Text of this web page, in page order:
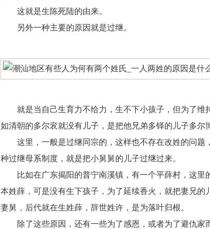
这就是生陈死陆的由来。
另外一种主要的原因就是过继。
就是当自己生育力不给力，生不下小孩子，但为了维
如清朝的多尔衮就没有儿子，是把他兄弟多铎的儿子多尔
这里，一般是过继同宗的，这样也不存在改姓的问题
种过继母系制度，就是把小舅舅的儿子过继过来。
比如在广东揭阳的普宁南溪镇，有一个平薛村，这里
本姓薛，可是没有生下孩子，为了延续香火，就把妻兄
妻舅，后代就在生姓薛，辞世姓许，是为落叶归根。
除了这些原因，还有一些为了感恩，或者为了避仇家